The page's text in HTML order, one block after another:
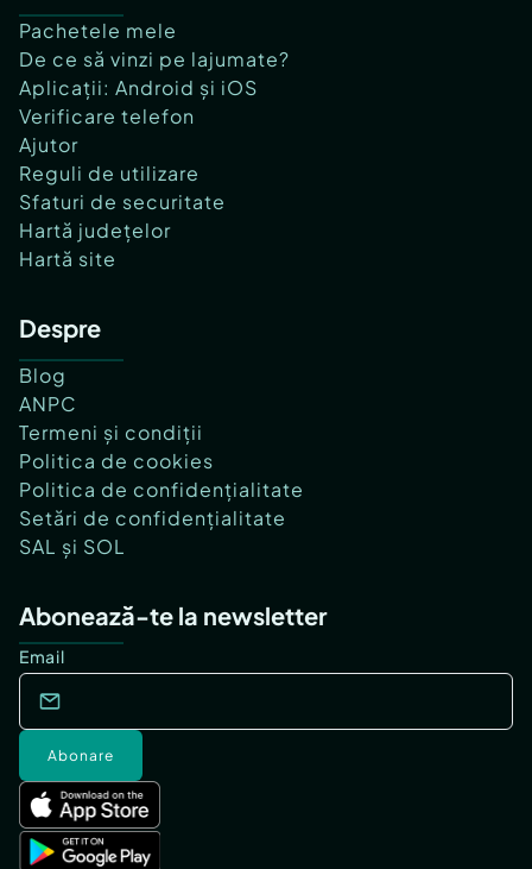
Pachetele mele
De ce să vinzi pe lajumate?
Aplicații: Android și iOS
Verificare telefon
Ajutor
Reguli de utilizare
Sfaturi de securitate
Hartă județelor
Hartă site
Despre
Blog
ANPC
Termeni și condiții
Politica de cookies
Politica de confidențialitate
Setări de confidențialitate
SAL și SOL
Abonează-te la newsletter
Email
Abonare